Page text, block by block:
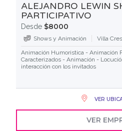
ALEJANDRO LEWIN
PARTICIPATIVO
Desde $8000
Shows y Animación
Villa
Animación Humoristica - Animación
Caracterizados - Animación -
interacción con los invitados
VER
VER